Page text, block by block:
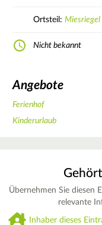
Ortsteil: Miesriegel
Nicht bekannt
Angebote
Ferienhof
Kinderurlaub
Übernehmen Sie diesen
relevante
Inhaber dieses